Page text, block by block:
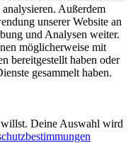
Außerdem
unserer Website an
und Analysen weiter.
möglicherweise mit
bereitgestellt haben oder
gesammelt haben.
Deine Auswahl wird